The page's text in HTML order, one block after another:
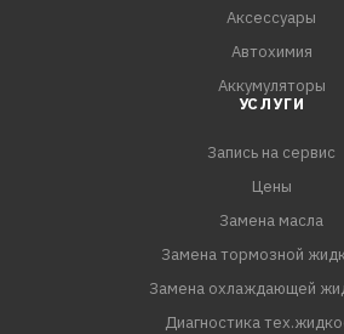
Аксессуары
Автохимия
Аккумуляторы
УСЛУГИ
Запись на сервис
Цены
Замена масла
Замена тормозной
Замена охлаждающей
Диагностика